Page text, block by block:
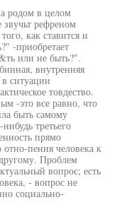
родом в целом
рефреном
как ставится и
-приобретает
или не быть?".
внутренняя
ситуации
товдество.
-это все равно, что
быть самому
третьего
прямо
отно-пения человека к
Проблем
вопрос; есть
- вопрос не
социально-